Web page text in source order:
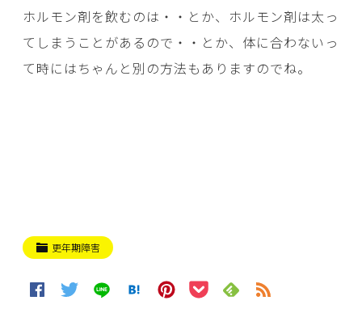
ホルモン剤を飲むのは・・とか、ホルモン剤は太っ
てしまうことがあるので・・とか、体に合わないっ
て時にはちゃんと別の方法もありますのでね。
更年期障害